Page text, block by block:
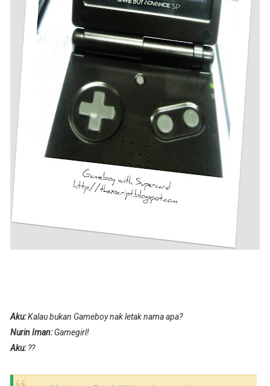
Aku:Kalau bukan Gameboy nak letak nama apa?
Nurin Iman:Gamegirl!
Aku:??